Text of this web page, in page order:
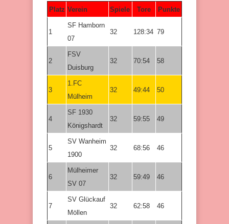
Platz Verein Spiele Tore Punkte
1
SF Hamborn
07
32 128:34 79
2
FSV
Duisburg
32 70:54 58
3
1.FC
Mülheim
32 49:44 50
4
SF 1930
Königshardt
32 59:55 49
5
SV Wanheim
1900
32 68:56 46
6
Mülheimer
SV 07
32 59:49 46
7
SV Glückauf
Möllen
32 62:58 46